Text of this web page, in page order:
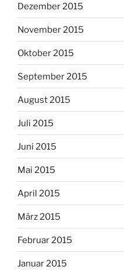
Dezember 2015
November 2015
Oktober 2015
September 2015
August 2015
Juli 2015
Juni 2015
Mai 2015
April 2015
März 2015
Februar 2015
Januar 2015